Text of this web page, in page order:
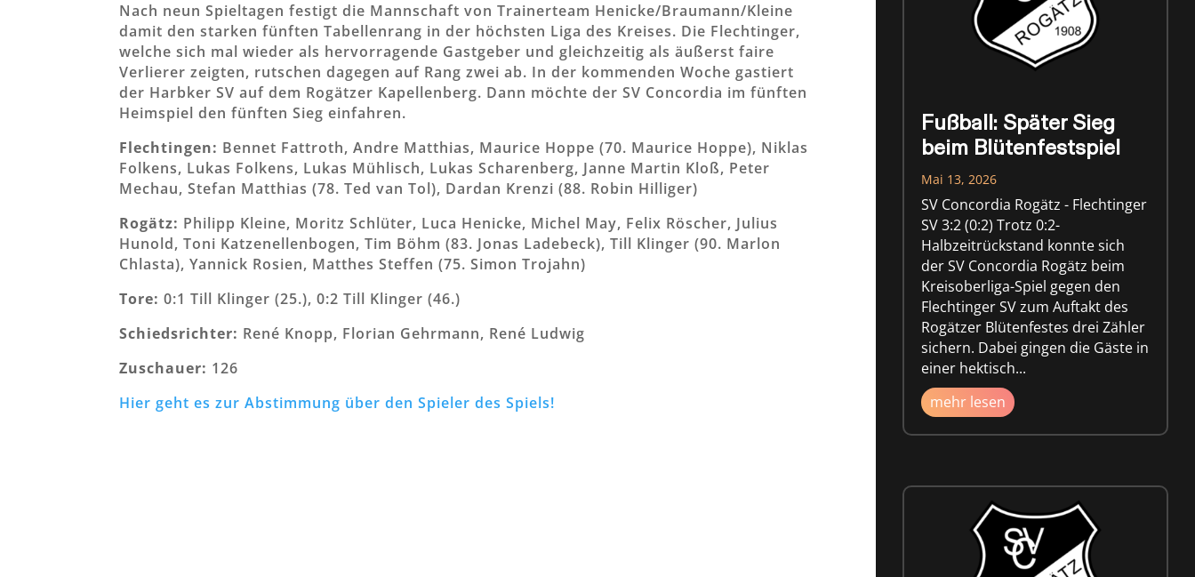
Nach neun Spieltagen festigt die Mannschaft von Trainerteam Henicke/Braumann/Kleine
damit den starken fünften Tabellenrang in der höchsten Liga des Kreises. Die Flechtinger,
welche sich mal wieder als hervorragende Gastgeber und gleichzeitig als äußerst faire
Verlierer zeigten, rutschen dagegen auf Rang zwei ab. In der kommenden Woche gastiert
der Harbker SV auf dem Rogätzer Kapellenberg. Dann möchte der SV Concordia im fünften
Heimspiel den fünften Sieg einfahren.
Flechtingen: Bennet Fattroth, Andre Matthias, Maurice Hoppe (70. Maurice Hoppe), Niklas
Folkens, Lukas Folkens, Lukas Mühlisch, Lukas Scharenberg, Janne Martin Kloß, Peter
Mechau, Stefan Matthias (78. Ted van Tol), Dardan Krenzi (88. Robin Hilliger)
Rogätz: Philipp Kleine, Moritz Schlüter, Luca Henicke, Michel May, Felix Röscher, Julius
Hunold, Toni Katzenellenbogen, Tim Böhm (83. Jonas Ladebeck), Till Klinger (90. Marlon
Chlasta), Yannick Rosien, Matthes Steffen (75. Simon Trojahn)
Tore: 0:1 Till Klinger (25.), 0:2 Till Klinger (46.)
Schiedsrichter: René Knopp, Florian Gehrmann, René Ludwig
Zuschauer: 126
Hier geht es zur Abstimmung über den Spieler des Spiels!
Fußball: Später Sieg
beim Blütenfestspiel
Mai 13, 2026
SV Concordia Rogätz - Flechtinger
SV 3:2 (0:2) Trotz 0:2-
Halbzeitrückstand konnte sich
der SV Concordia Rogätz beim
Kreisoberliga-Spiel gegen den
Flechtinger SV zum Auftakt des
Rogätzer Blütenfestes drei Zähler
sichern. Dabei gingen die Gäste in
einer hektisch...
mehr lesen